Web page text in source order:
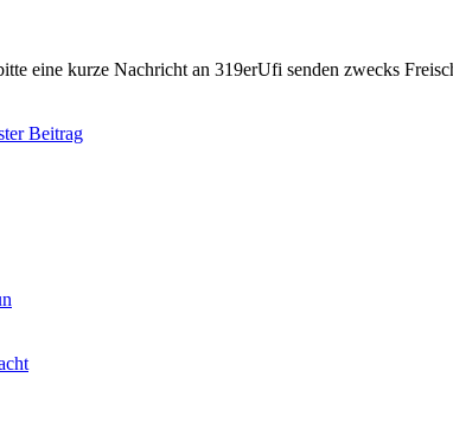
eine kurze Nachricht an 319erUfi senden zwecks
Beitrag